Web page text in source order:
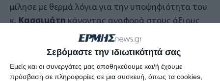
Σεβόμαστε την ιδιωτικότητά σας
Εμείς και οι συνεργάτες μας αποθηκεύουμε και/ή έχουμε
πρόσβαση σε πληροφορίες σε μια συσκευή, όπως τα cookies,
μίλησε με θερμά λόγια για την υποψηφιότητα του
κ.Κασσιμάτηκάνοντας αναφορά στους άξιους
και αγαπητούς γονείς του, στην προσφορά του
στο Νοσοκομείο Ζακύνθου για τη δημιουργία μιας
πρότυπης καρδιολογικής μονάδας, για την
παρουσία του στην πολιτική αλλά και την